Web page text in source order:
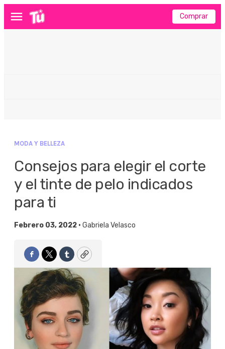
Menú Comprar
MODA Y BELLEZA
Consejos para elegir el corte
y el tinte de pelo indicados
para ti
Febrero 03, 2022 • Gabriela Velasco
Facebook
TwitterTumblrCopy